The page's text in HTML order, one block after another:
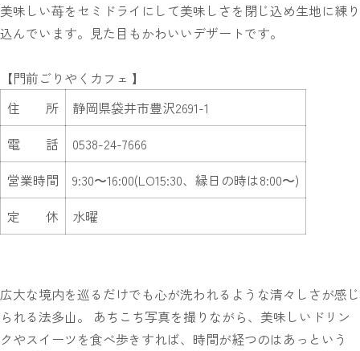
美味しい苺をセミドライにして美味しさを閉じ込め生地に練り
込んでいます。見た目もかわいいデザートです。
【門前ごりやくカフェ 】
住 所
静岡県袋井市豊沢2691-1
電 話
0538-24-7666
営業時間
9:30〜16:00(LO15:30、縁日の時は8:00〜)
定 休
水曜
広大な境内を巡るだけでも心が洗われるような清々しさが感じ
られる法多山。 あちこち写真を撮りながら、美味しいドリン
クやスイーツを食べ歩きすれば、時間が経つのはあっという